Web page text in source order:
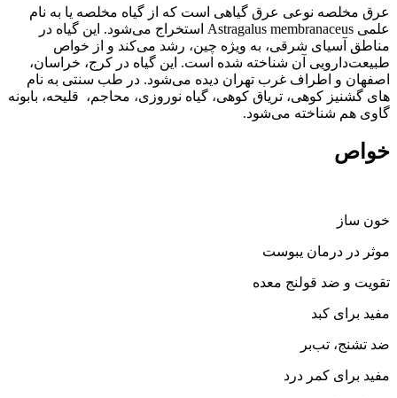
عرق مخلصه نوعی عرق گیاهی است که از گیاه مخلصه یا به نام
علمی Astragalus membranaceus استخراج می‌شود. این گیاه در
مناطق آسیای شرقی، به ویژه چین، رشد می‌کند و از خواص
طبیعت‌دارویی آن شناخته شده است. این گیاه در کرج، خراسان،
اصفهان و اطراف غرب تهران دیده می‌شود. در طب سنتی به نام
های گشنیز کوهی، تریاق کوهی، گیاه نوروزی، محاجم، قلیحه، بابونه
گاوی هم شناخته می‌شود.
خواص
خون ساز
موثر در درمان یبوست
تقویت و ضد قولنج معده
مفید برای کبد
ضد تشنج، تب‌بر
مفید برای کمر درد